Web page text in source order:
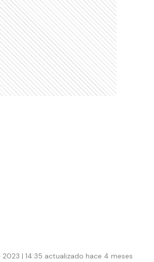
| 14:35 actualizado hace 4 meses